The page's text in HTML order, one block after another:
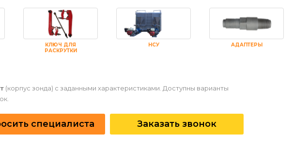
КЛЮЧ ДЛЯ
РАСКРУТКИ
НСУ АДАПТЕРЫ
(корпус зонда) с заданными характеристиками. Доступны варианты
специалиста Заказать звонок